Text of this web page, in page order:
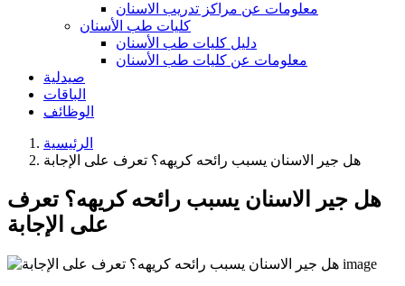
معلومات عن مراكز تدريب الاسنان
كليات طب الأسنان
دليل كليات طب الأسنان
معلومات عن كليات طب الأسنان
صيدلية
الباقات
الوظائف
الرئيسية
هل جير الاسنان يسبب رائحه كريهه؟ تعرف على الإجابة
هل جير الاسنان يسبب رائحه كريهه؟ تعرف
على الإجابة